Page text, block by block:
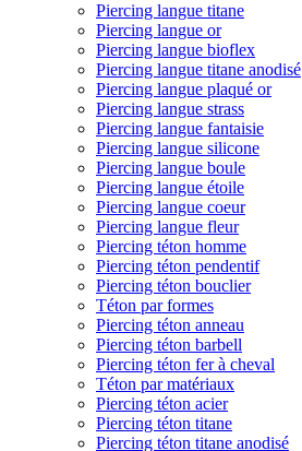
Piercing langue titane
Piercing langue or
Piercing langue bioflex
Piercing langue titane anodisé
Piercing langue plaqué or
Piercing langue strass
Piercing langue fantaisie
Piercing langue silicone
Piercing langue boule
Piercing langue étoile
Piercing langue coeur
Piercing langue fleur
Piercing téton homme
Piercing téton pendentif
Piercing téton bouclier
Téton par formes
Piercing téton anneau
Piercing téton barbell
Piercing téton fer à cheval
Téton par matériaux
Piercing téton acier
Piercing téton titane
Piercing téton titane anodisé